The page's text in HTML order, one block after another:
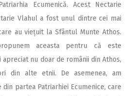
Ecumenică. Acest Nectarie
Vlahul a fost unul dintre cei mai
au viețuit la Sfântul Munte Athos.
aceasta pentru că este
nu doar de românii din Athos,
din alte etnii. De asemenea, am
partea Patriarhiei Ecumenice, care